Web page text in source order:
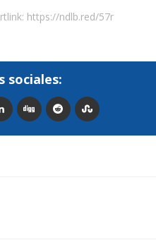
https://ndlb.red/57r
sociales: